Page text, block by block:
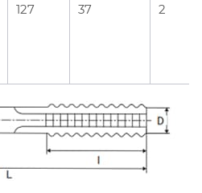
127 37 2